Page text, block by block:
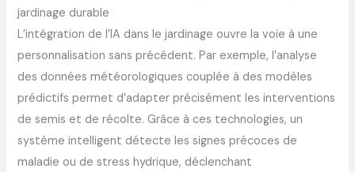
jardinage durable
L’intégration de l’IA dans le jardinage ouvre la voie à une
personnalisation sans précédent. Par exemple, l’analyse
des données météorologiques couplée à des modèles
prédictifs permet d’adapter précisément les interventions
de semis et de récolte. Grâce à ces technologies, un
système intelligent détecte les signes précoces de
maladie ou de stress hydrique, déclenchant